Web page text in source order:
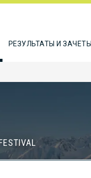
РЕЗУЛЬТАТЫ И ЗАЧЕТЫ